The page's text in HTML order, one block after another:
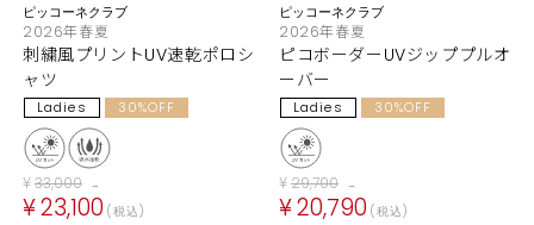
ピッコーネクラブ
2026年春夏
刺繍風プリントUV速乾ポロシ
ャツ
Ladies 30%OFF
¥33,000 →
¥23,100 税込
ピッコーネクラブ
2026年春夏
ピコボーダーUVジッププルオ
ーバー
Ladies 30%OFF
¥29,700 →
¥20,790 税込